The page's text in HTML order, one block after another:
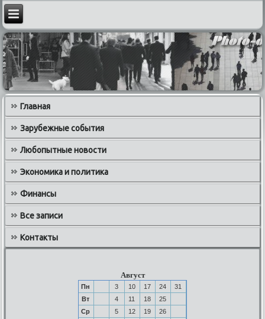
Главная
Зарубежные события
Любопытные новости
Экономика и политика
Финансы
Все записи
Контакты
Август
Пн 3 10 17 24
31
Вт
4 11 18
25
Ср
5 12 19
26